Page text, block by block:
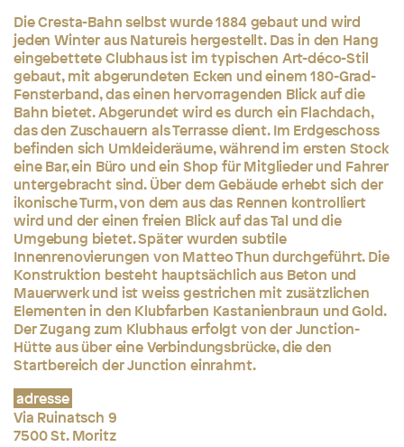
Die Cresta-Bahn selbst wurde 1884 gebaut und wird
jeden Winter aus Natureis hergestellt. Das in den Hang
eingebettete Clubhaus ist im typischen Art-déco-Stil
gebaut, mit abgerundeten Ecken und einem 180-Grad-
Fensterband, das einen hervorragenden Blick auf die
Bahn bietet. Abgerundet wird es durch ein Flachdach,
das den Zuschauern als Terrasse dient. Im Erdgeschoss
befinden sich Umkleideräume, während im ersten Stock
eine Bar, ein Büro und ein Shop für Mitglieder und Fahrer
untergebracht sind. Über dem Gebäude erhebt sich der
ikonische Turm, von dem aus das Rennen kontrolliert
wird und der einen freien Blick auf das Tal und die
Umgebung bietet. Später wurden subtile
Innenrenovierungen von Matteo Thun durchgeführt. Die
Konstruktion besteht hauptsächlich aus Beton und
Mauerwerk und ist weiss gestrichen mit zusätzlichen
Elementen in den Klubfarben Kastanienbraun und Gold.
Der Zugang zum Klubhaus erfolgt von der Junction-
Hütte aus über eine Verbindungsbrücke, die den
Startbereich der Junction einrahmt.
adresse
Via Ruinatsch 9
7500 St. Moritz